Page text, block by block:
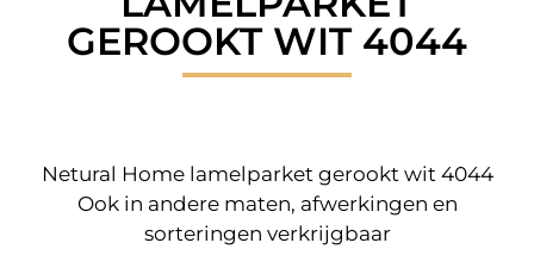
GEROOKT WIT 4044
Netural Home lamelparket gerookt wit 4044
Ook in andere maten, afwerkingen en
sorteringen verkrijgbaar